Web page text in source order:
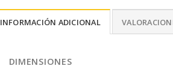
INFORMACIÓN ADICIONAL
DIMENSIONES